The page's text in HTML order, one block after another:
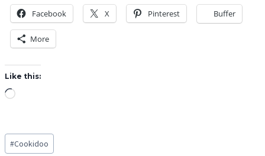
Facebook X Pinterest Buffer
More
Like this:
L
d
Post
Tags:
#Cookidoo